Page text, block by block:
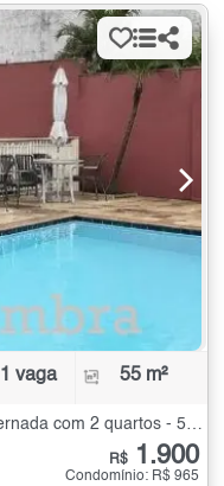
1 vaga 55 m²
R$ 1.900
Condomínio: R$ 965